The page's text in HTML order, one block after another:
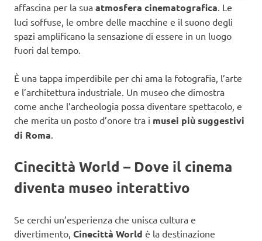
affascina per la sua atmosfera cinematografica . Le
luci soffuse, le ombre delle macchine e il suono degli
spazi amplificano la sensazione di essere in un luogo
fuori dal tempo.
È una tappa imperdibile per chi ama la fotografia, l’arte
e l’architettura industriale. Un museo che dimostra
come anche l’archeologia possa diventare spettacolo, e
che merita un posto d’onore tra i musei più suggestivi
di Roma
Cinecittà World – Dove il cinema
diventa museo interattivo
Se cerchi un’esperienza che unisca cultura e
divertimento, Cinecittà World è la destinazione